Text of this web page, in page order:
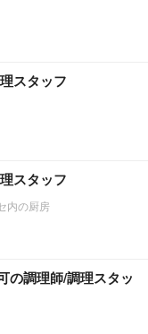
スタッフ
スタッフ
内の厨房
の調理師/調理スタッ